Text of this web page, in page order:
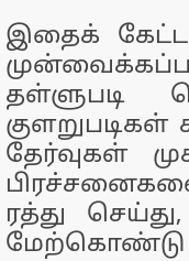
இதைக்
தள்ளுபடி
தேர்வுகள்
ரத்து
மேற்கொண்டு